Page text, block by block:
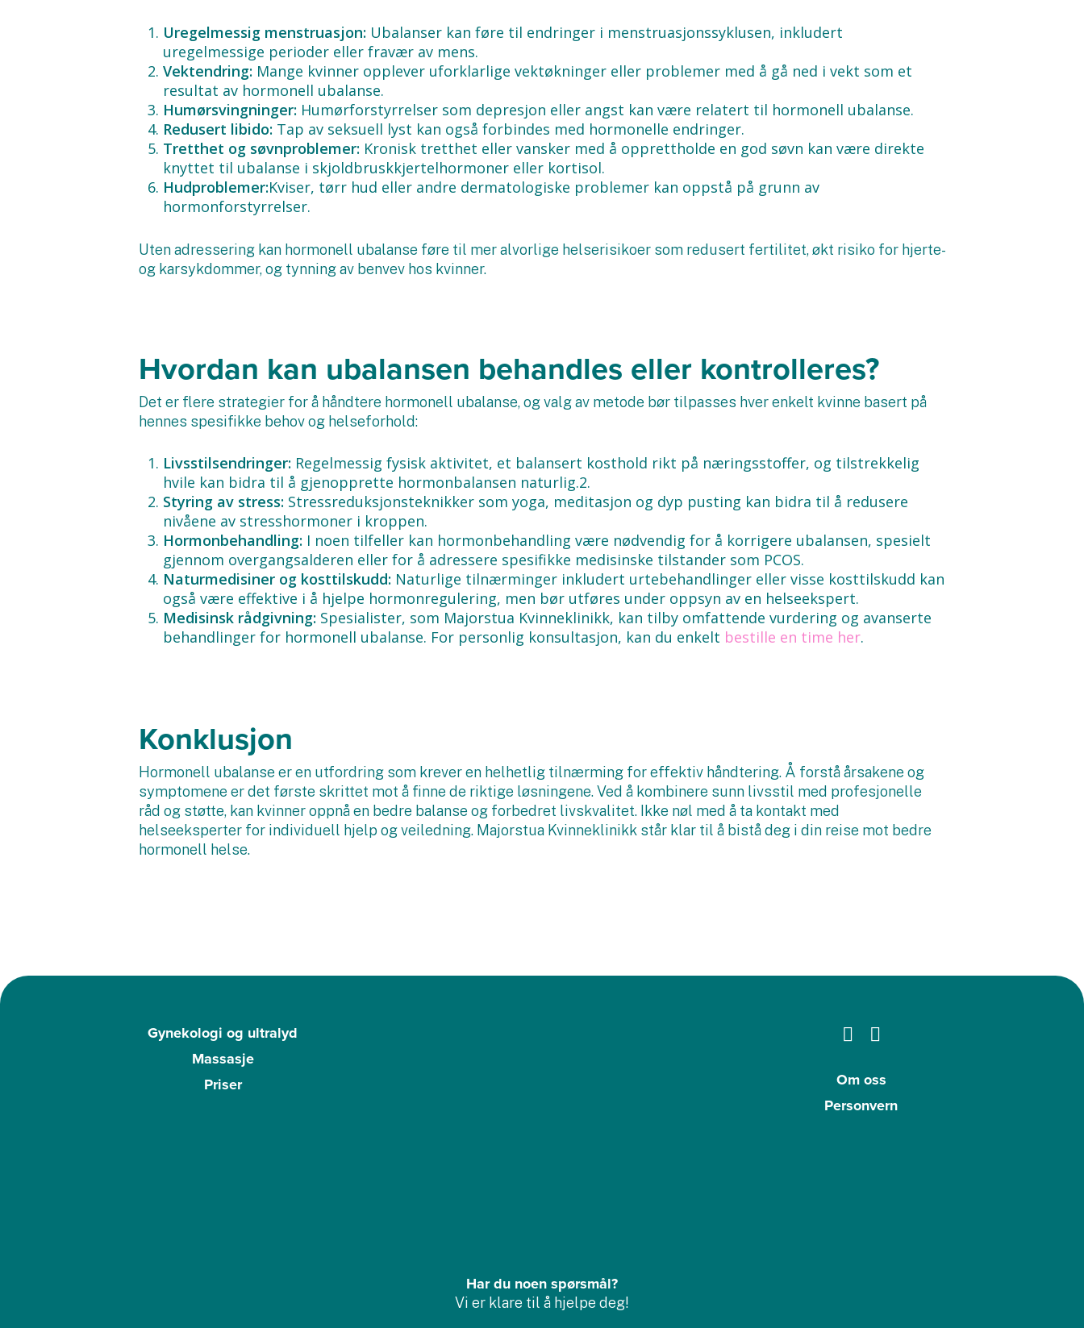
Uregelmessig menstruasjon: Ubalanser kan føre til endringer i menstruasjonssyklusen, inkludert
uregelmessige perioder eller fravær av mens.
Vektendring: Mange kvinner opplever uforklarlige vektøkninger eller problemer med å gå ned i vekt som et
resultat av hormonell ubalanse.
Humørsvingninger: Humørforstyrrelser som depresjon eller angst kan være relatert til hormonell ubalanse.
Redusert libido: Tap av seksuell lyst kan også forbindes med hormonelle endringer.
Tretthet og søvnproblemer: Kronisk tretthet eller vansker med å opprettholde en god søvn kan være direkte
knyttet til ubalanse i skjoldbruskkjertelhormoner eller kortisol.
Hudproblemer:Kviser, tørr hud eller andre dermatologiske problemer kan oppstå på grunn av
hormonforstyrrelser.
Uten adressering kan hormonell ubalanse føre til mer alvorlige helserisikoer som redusert fertilitet, økt risiko for hjerte-
og karsykdommer, og tynning av benvev hos kvinner.
Hvordan kan ubalansen behandles eller kontrolleres?
Det er flere strategier for å håndtere hormonell ubalanse, og valg av metode bør tilpasses hver enkelt kvinne basert på
hennes spesifikke behov og helseforhold:
Livsstilsendringer: Regelmessig fysisk aktivitet, et balansert kosthold rikt på næringsstoffer, og tilstrekkelig
hvile kan bidra til å gjenopprette hormonbalansen naturlig.2.
Styring av stress: Stressreduksjonsteknikker som yoga, meditasjon og dyp pusting kan bidra til å redusere
nivåene av stresshormoner i kroppen.
Hormonbehandling: I noen tilfeller kan hormonbehandling være nødvendig for å korrigere ubalansen, spesielt
gjennom overgangsalderen eller for å adressere spesifikke medisinske tilstander som PCOS.
Naturmedisiner og kosttilskudd: Naturlige tilnærminger inkludert urtebehandlinger eller visse kosttilskudd kan
også være effektive i å hjelpe hormonregulering, men bør utføres under oppsyn av en helseekspert.
Medisinsk rådgivning: Spesialister, som Majorstua Kvinneklinikk, kan tilby omfattende vurdering og avanserte
behandlinger for hormonell ubalanse. For personlig konsultasjon, kan du enkelt bestille en time her.
Konklusjon
Hormonell ubalanse er en utfordring som krever en helhetlig tilnærming for effektiv håndtering. Å forstå årsakene og
symptomene er det første skrittet mot å finne de riktige løsningene. Ved å kombinere sunn livsstil med profesjonelle
råd og støtte, kan kvinner oppnå en bedre balanse og forbedret livskvalitet. Ikke nøl med å ta kontakt med
helseeksperter for individuell hjelp og veiledning. Majorstua Kvinneklinikk står klar til å bistå deg i din reise mot bedre
hormonell helse.
Gynekologi og ultralyd
Massasje
Priser
Har du noen spørsmål?
Vi er klare til å hjelpe deg!
Om oss
Personvern